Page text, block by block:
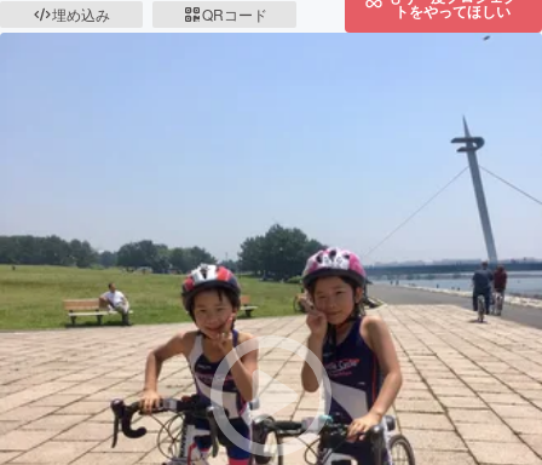
埋め込み
QRコード トをやってほしい